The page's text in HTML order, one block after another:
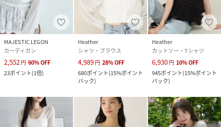
MAJESTIC LEGON
カーディガン
2,552円 60%OFF
23ポイント(1倍)
Heather
シャツ・ブラウス
4,989円 28%OFF
680ポイント(15%ポイント
バック)
Heather
カットソー・Tシャツ
6,930円 10%OFF
945ポイント(15%ポイント
バック)